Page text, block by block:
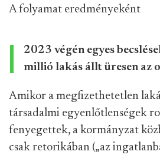
A folyamat eredményeként
2023 végén egyes
millió lakás állt üresen az
Amikor a megfizethetetlen
társadalmi egyenlőtlenségek
fenyegettek, a kormányzat
csak retorikában („az